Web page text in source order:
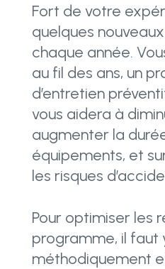
Fort de votre
quelques
chaque année.
au fil des ans, un
d’entretien
vous aidera à
augmenter la
équipements, et
les risques
Pour optimiser les
programme, il faut
méthodiquement